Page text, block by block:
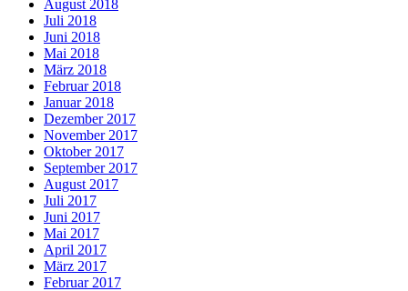
August 2018
Juli 2018
Juni 2018
Mai 2018
März 2018
Februar 2018
Januar 2018
Dezember 2017
November 2017
Oktober 2017
September 2017
August 2017
Juli 2017
Juni 2017
Mai 2017
April 2017
März 2017
Februar 2017